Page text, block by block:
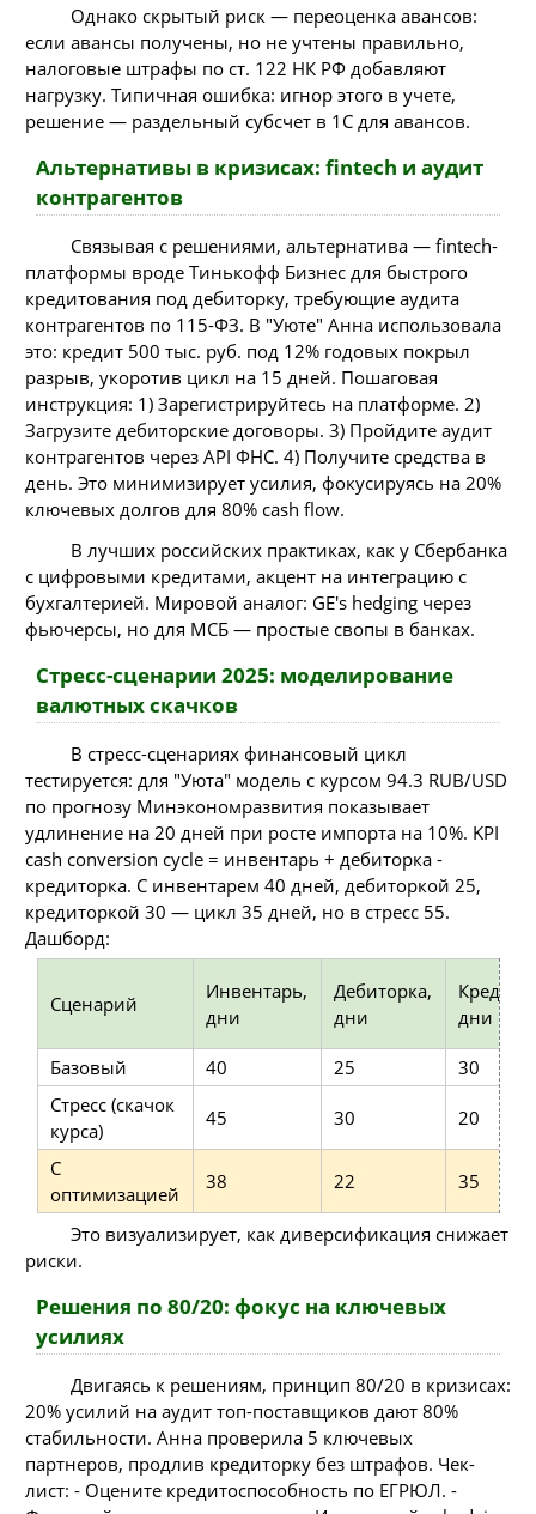
Однако скрытый риск — переоценка авансов:
если авансы получены, но не учтены правильно,
налоговые штрафы по ст. 122 НК РФ добавляют
нагрузку. Типичная ошибка: игнор этого в учете,
решение — раздельный субсчет в 1C для авансов.
Альтернативы в кризисах: fintech и аудит
контрагентов
Связывая с решениями, альтернатива — fintech-
платформы вроде Тинькофф Бизнес для быстрого
кредитования под дебиторку, требующие аудита
контрагентов по 115-ФЗ. В "Уюте" Анна использовала
это: кредит 500 тыс. руб. под 12% годовых покрыл
разрыв, укоротив цикл на 15 дней. Пошаговая
инструкция: 1) Зарегистрируйтесь на платформе. 2)
Загрузите дебиторские договоры. 3) Пройдите аудит
контрагентов через API ФНС. 4) Получите средства в
день. Это минимизирует усилия, фокусируясь на 20%
ключевых долгов для 80% cash flow.
В лучших российских практиках, как у Сбербанка
с цифровыми кредитами, акцент на интеграцию с
бухгалтерией. Мировой аналог: GE's hedging через
фьючерсы, но для МСБ — простые свопы в банках.
Стресс-сценарии 2025: моделирование
валютных скачков
В стресс-сценариях финансовый цикл
тестируется: для "Уюта" модель с курсом 94.3 RUB/USD
по прогнозу Минэкономразвития показывает
удлинение на 20 дней при росте импорта на 10%. KPI
cash conversion cycle = инвентарь + дебиторка -
кредиторка. С инвентарем 40 дней, дебиторкой 25,
кредиторкой 30 — цикл 35 дней, но в стресс 55.
Дашборд:
Сценарий
Инвентарь,
дни
Дебиторка,
дни
дни
Базовый 40 25
30
Стресс (скачок
курса)
45 30 20
С
оптимизацией
38 22 35
Это визуализирует, как диверсификация снижает
риски.
Решения по 80/20: фокус на ключевых
усилиях
Двигаясь к решениям, принцип 80/20 в кризисах:
20% усилий на аудит топ-поставщиков дают 80%
стабильности. Анна проверила 5 ключевых
партнеров, продлив кредиторку без штрафов. Чек-
лист: - Оцените кредитоспособность по ЕГРЮЛ. -